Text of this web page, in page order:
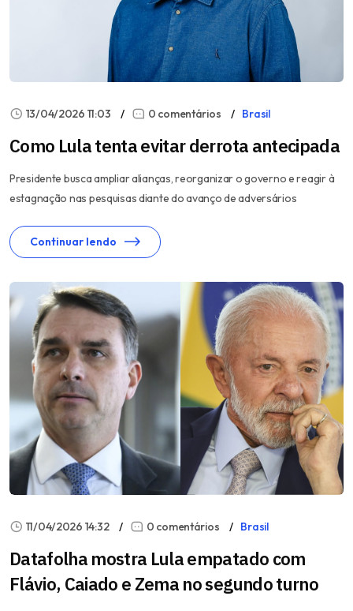
13/04/2026 11:03 0 comentários Brasil
Como Lula tenta evitar derrota antecipada
Presidente busca ampliar alianças, reorganizar o governo e reagir à
estagnação nas pesquisas diante do avanço de adversários
Continuar lendo
11/04/2026 14:32 0 comentários Brasil
Datafolha mostra Lula empatado com
Flávio, Caiado e Zema no segundo turno